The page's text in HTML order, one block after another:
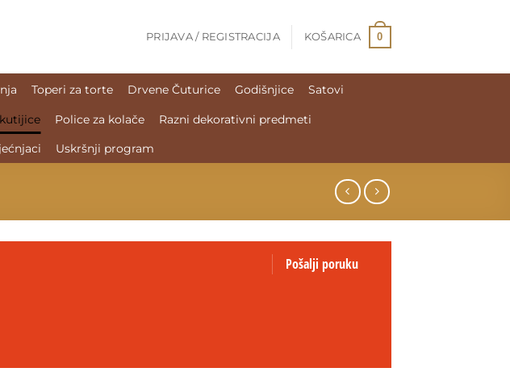
PRIJAVA / REGISTRACIJA KOŠARICA 0
Toperi za torte Drvene Čuturice Godišnjice Satovi
Police za kolače
Razni dekorativni predmeti
Uskršnji program
Pošalji poruku